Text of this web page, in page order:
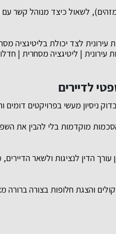
לשאול כיצד מנוהל קשר עם
לצד יכולת בליטיגציה
עירונית | ליטיגציה מסחרית |
לדיירים
ניסיון מעשי בפרויקטים דומים
מוקדמות בלי להבין את
הדין לנציגות ולשאר
והצגת חלופות בצורה ברורה